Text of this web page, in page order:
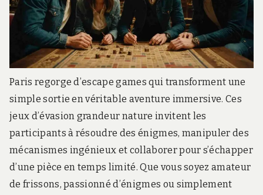
Paris regorge d’escape games qui transforment une
simple sortie en véritable aventure immersive. Ces
jeux d’évasion grandeur nature invitent les
participants à résoudre des énigmes, manipuler des
mécanismes ingénieux et collaborer pour s’échapper
d’une pièce en temps limité. Que vous soyez amateur
de frissons, passionné d’énigmes ou simplement